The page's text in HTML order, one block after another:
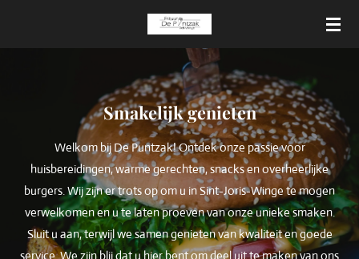
Smakelijk genieten
Welkom bij De Puntzak! Ontdek onze passie voor
huisbereidingen, warme gerechten, snacks en overheerlijke
burgers. Wij zijn er trots op om u in Sint-Joris-Winge te mogen
verwelkomen en u te laten proeven van onze unieke smaken.
Sluit u aan, terwijl we samen genieten van kwaliteit en goede
service. We zijn blij dat u hier bent om deel uit te maken van ons